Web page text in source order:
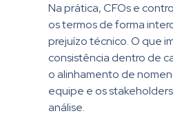
Na prática, CFOs e
os termos de forma
prejuízo técnico. O que
consistência dentro de
o alinhamento de
equipe e os
análise.